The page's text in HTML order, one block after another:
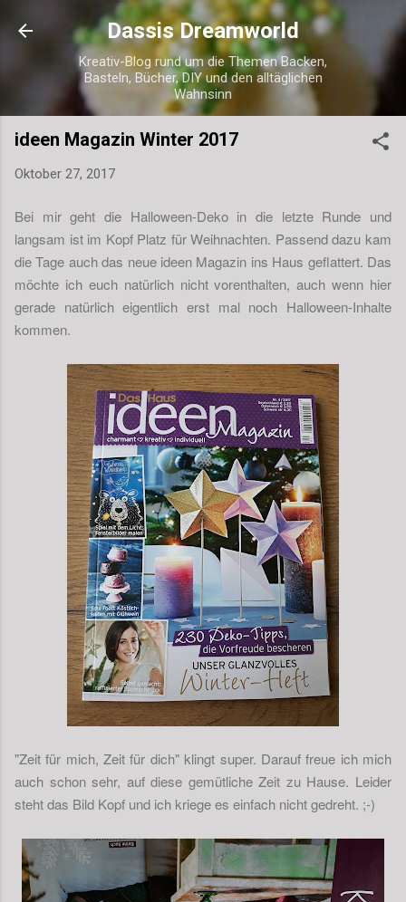
Direkt zum Hauptbereich
Dassis Dreamworld
Kreativ-Blog rund um die Themen Backen,
Basteln, Bücher, DIY und den alltäglichen
Wahnsinn
ideen Magazin Winter 2017
Oktober 27, 2017
Bei mir geht die Halloween-Deko in die letzte Runde und
langsam ist im Kopf Platz für Weihnachten. Passend dazu kam
die Tage auch das neue ideen Magazin ins Haus geflattert. Das
möchte ich euch natürlich nicht vorenthalten, auch wenn hier
gerade natürlich eigentlich erst mal noch Halloween-Inhalte
kommen.
"Zeit für mich, Zeit für dich" klingt super. Darauf freue ich mich
auch schon sehr, auf diese gemütliche Zeit zu Hause. Leider
steht das Bild Kopf und ich kriege es einfach nicht gedreht. ;-)